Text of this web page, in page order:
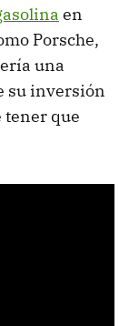
en
Porsche,
una
su inversión
tener que